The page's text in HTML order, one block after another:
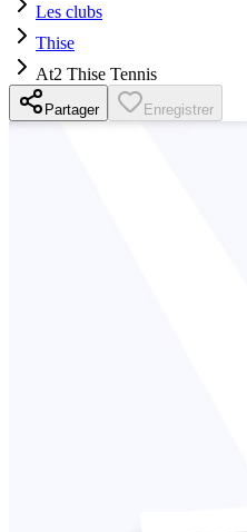
Les clubs
Thise
At2 Thise Tennis
Partager Enregistrer